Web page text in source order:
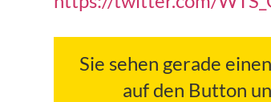
Sie sehen gerade
auf den Button